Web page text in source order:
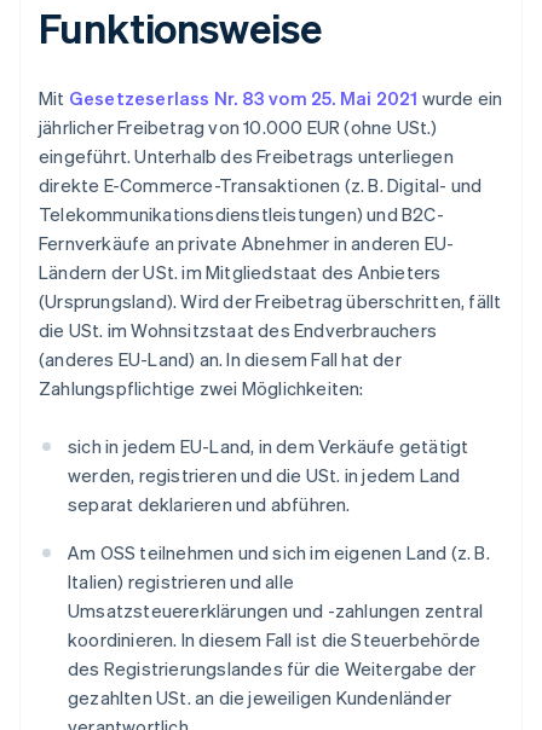
Funktionsweise
Mit Gesetzeserlass Nr. 83 vom 25. Mai 2021 wurde ein
jährlicher Freibetrag von 10.000 EUR (ohne USt.)
eingeführt. Unterhalb des Freibetrags unterliegen
direkte E-Commerce-Transaktionen (z. B. Digital- und
Telekommunikationsdienstleistungen) und B2C-
Fernverkäufe an private Abnehmer in anderen EU-
Ländern der USt. im Mitgliedstaat des Anbieters
(Ursprungsland). Wird der Freibetrag überschritten, fällt
die USt. im Wohnsitzstaat des Endverbrauchers
(anderes EU-Land) an. In diesem Fall hat der
Zahlungspflichtige zwei Möglichkeiten:
sich in jedem EU-Land, in dem Verkäufe getätigt
werden, registrieren und die USt. in jedem Land
separat deklarieren und abführen.
Am OSS teilnehmen und sich im eigenen Land (z. B.
Italien) registrieren und alle
Umsatzsteuererklärungen und -zahlungen zentral
koordinieren. In diesem Fall ist die Steuerbehörde
des Registrierungslandes für die Weitergabe der
gezahlten USt. an die jeweiligen Kundenländer